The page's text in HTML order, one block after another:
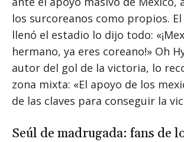
los surcoreanos como propios.
llenó el estadio lo dijo todo:
hermano, ya eres coreano!» Oh
autor del gol de la victoria, lo
zona mixta: «El apoyo de los
de las claves para conseguir la
Seúl de madrugada: fans de